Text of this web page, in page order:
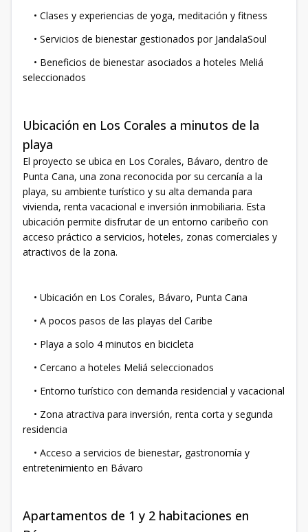
• Clases y experiencias de yoga, meditación y fitness
• Servicios de bienestar gestionados por JandalaSoul
• Beneficios de bienestar asociados a hoteles Meliá
seleccionados
Ubicación en Los Corales a minutos de la
playa
El proyecto se ubica en Los Corales, Bávaro, dentro de
Punta Cana, una zona reconocida por su cercanía a la
playa, su ambiente turístico y su alta demanda para
vivienda, renta vacacional e inversión inmobiliaria. Esta
ubicación permite disfrutar de un entorno caribeño con
acceso práctico a servicios, hoteles, zonas comerciales y
atractivos de la zona.
• Ubicación en Los Corales, Bávaro, Punta Cana
• A pocos pasos de las playas del Caribe
• Playa a solo 4 minutos en bicicleta
• Cercano a hoteles Meliá seleccionados
• Entorno turístico con demanda residencial y vacacional
• Zona atractiva para inversión, renta corta y segunda
residencia
• Acceso a servicios de bienestar, gastronomía y
entretenimiento en Bávaro
Apartamentos de 1 y 2 habitaciones en